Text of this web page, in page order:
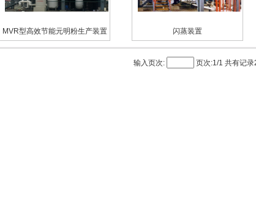
MVR型高效节能元明粉生产装置 闪蒸装置
输入页次: 页次:1/1 共有记录